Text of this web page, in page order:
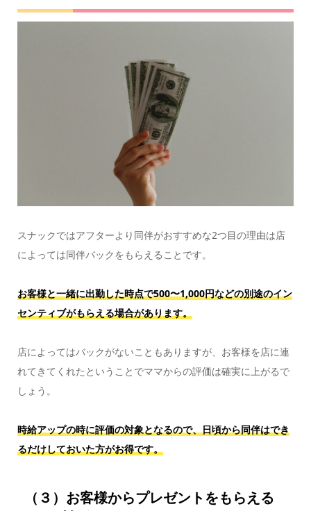
スナックではアフターより同伴がおすすめな2つ目の理由は店
によっては同伴バックをもらえることです。
お客様と一緒に出勤した時点で500〜1,000円などの別途のイン
センティブがもらえる場合があります。
店によってはバックがないこともありますが、お客様を店に連
れてきてくれたということでママからの評価は確実に上がるで
しょう。
時給アップの時に評価の対象となるので、日頃から同伴はでき
るだけしておいた方がお得です。
（３）お客様からプレゼントをもらえる